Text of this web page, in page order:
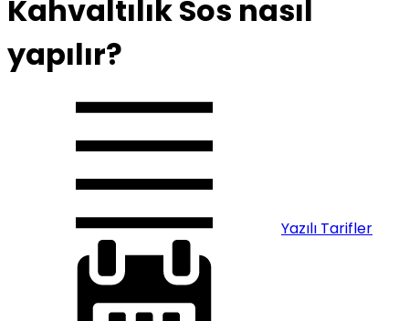
Kahvaltılık Sos nasıl
yapılır?
Yazılı Tarifler